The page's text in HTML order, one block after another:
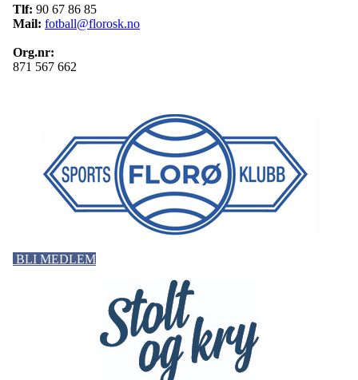
Tlf: 90 67 86 85
Mail: fotball@florosk.no
Org.nr:
871 567 662
BLI MEDLEM